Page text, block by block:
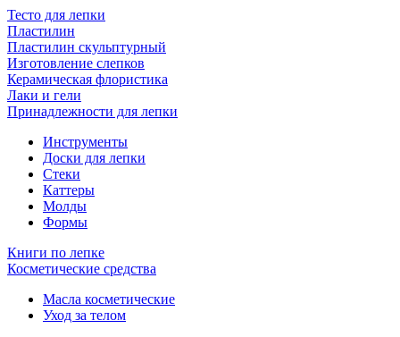
Тесто для лепки
Пластилин
Пластилин скульптурный
Изготовление слепков
Керамическая флористика
Лаки и гели
Принадлежности для лепки
Инструменты
Доски для лепки
Стеки
Каттеры
Молды
Формы
Книги по лепке
Косметические средства
Масла косметические
Уход за телом